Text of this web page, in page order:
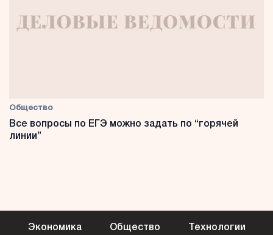
Общество
Все вопросы по ЕГЭ можно задать по “горячей
линии”
Экономика Общество Технологии